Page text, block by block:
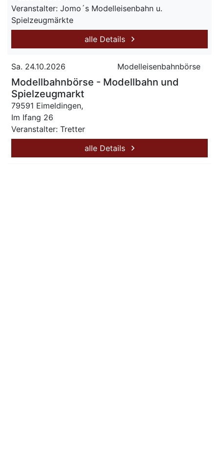
Veranstalter: Jomo´s Modelleisenbahn u.
Spielzeugmärkte
alle Details
Sa. 24.10.2026 Modelleisenbahnbörse
Modellbahnbörse - Modellbahn und
Spielzeugmarkt
79591 Eimeldingen,
Im Ifang 26
Veranstalter: Tretter
alle Details